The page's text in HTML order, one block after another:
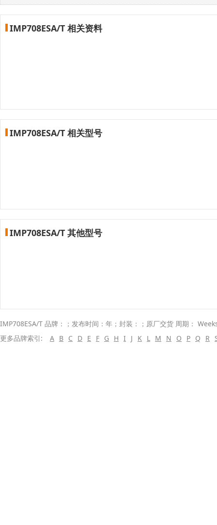
IMP708ESA/T 相关资料
IMP708ESA/T 相关型号
IMP708ESA/T 其他型号
IMP708ESA/T 品牌：；发布时间：年；封装：；原厂交货 周期：
更多品牌索引:
A B C D E F G H I J K L M N O P Q R